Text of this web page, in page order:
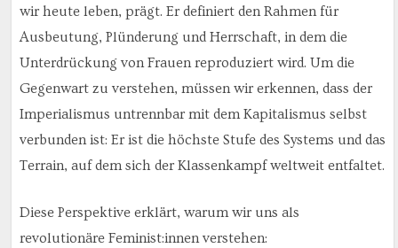
wir heute leben, prägt. Er definiert den Rahmen für
Ausbeutung, Plünderung und Herrschaft, in dem die
Unterdrückung von Frauen reproduziert wird. Um die
Gegenwart zu verstehen, müssen wir erkennen, dass der
Imperialismus untrennbar mit dem Kapitalismus selbst
verbunden ist: Er ist die höchste Stufe des Systems und das
Terrain, auf dem sich der Klassenkampf weltweit entfaltet.
Diese Perspektive erklärt, warum wir uns als
revolutionäre Feminist:innen verstehen: